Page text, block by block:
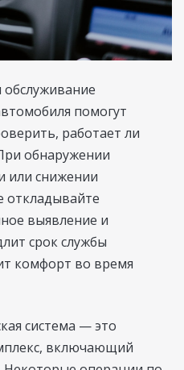
обслуживание
помогут
работает ли
обнаружении
или снижении
откладывайте
выявление и
срок службы
комфорт во время
система — это
включающий